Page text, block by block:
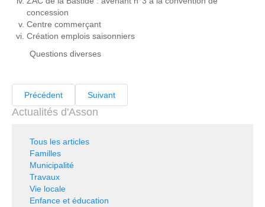
concession
Centre commerçant
Création emplois saisonniers
Questions diverses
Précédent Suivant
Actualités d'Asson
Tous les articles
Familles
Municipalité
Travaux
Vie locale
Enfance et éducation